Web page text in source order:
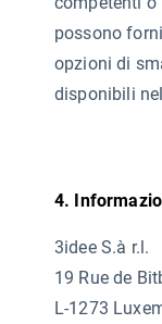
possono
opzioni di
disponibili
4.
3idee S.à r.l.
19 Rue de
L-1273